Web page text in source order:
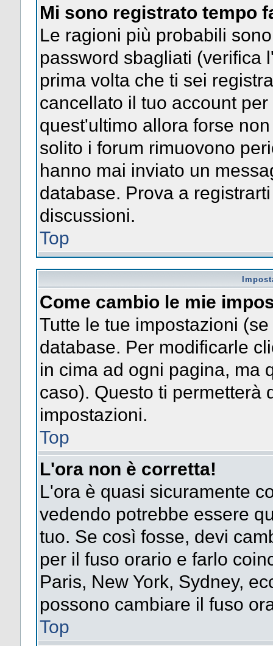
Mi sono registrato tempo
Le ragioni più probabili
password sbagliati (verifica
prima volta che ti sei
cancellato il tuo account
quest'ultimo allora forse
solito i forum rimuovono
hanno mai inviato un
database. Prova a
discussioni.
Top
Come cambio le mie
Tutte le tue impostazioni
database. Per modificarle
in cima ad ogni pagina, ma
caso). Questo ti permetterà
impostazioni.
Top
L'ora non è corretta!
L'ora è quasi sicuramente
vedendo potrebbe essere
tuo. Se così fosse, devi
per il fuso orario e farlo
Paris, New York, Sydney,
possono cambiare il fuso
Top